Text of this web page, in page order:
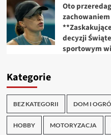
Oto
decyzji
sportowym
Kategorie
BEZ KATEGORII DOM I
HOBBY MOTORYZACJA